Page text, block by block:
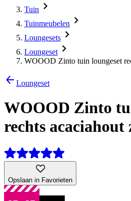
Tuin
Tuinmeubelen
Loungesets
Loungeset
WOOOD Zinto tuin loungeset
Loungeset
WOOOD Zinto
rechts acaciahout
Opslaan in Favorieten